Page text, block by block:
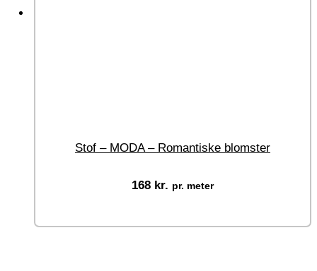
Stof – MODA – Romantiske blomster
168 kr. pr. meter